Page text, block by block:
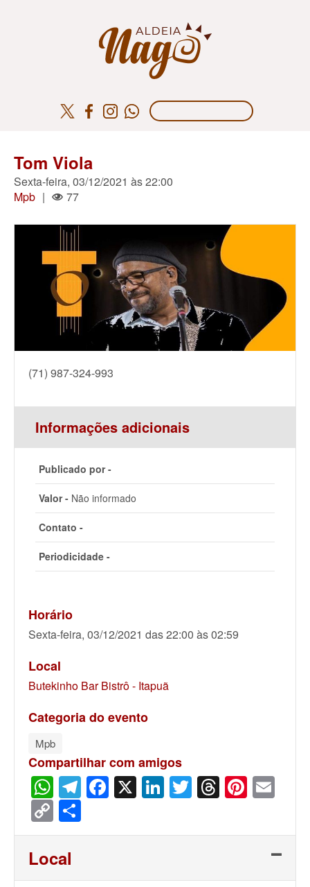
Tom Viola
Sexta-feira, 03/12/2021 às 22:00
Mpb | 77
(71) 987-324-993
Informações adicionais
Publicado por -
Valor - Não informado
Contato -
Periodicidade -
Horário
Sexta-feira, 03/12/2021 das 22:00 às 02:59
Local
Butekinho Bar Bistrô - Itapuã
Categoria do evento
Mpb
Compartilhar com amigos
WhatsApp
Telegram
Facebook
X LinkedIn
Twitter
Threads
Copy
Link
Local